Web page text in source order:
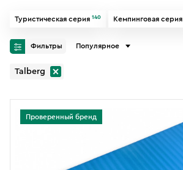
Туристическая серия 140 Кемпинговая серия
Фильтры Популярное
Talberg
Проверенный бренд